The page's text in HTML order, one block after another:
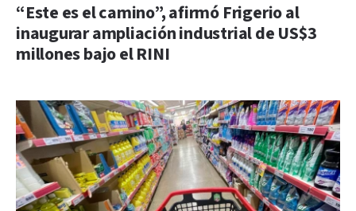
“Este es el camino”, afirmó Frigerio al
inaugurar ampliación industrial de US$3
millones bajo el RINI